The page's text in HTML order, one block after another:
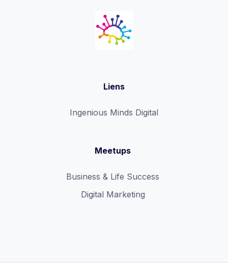
Liens
Ingenious Minds Digital
Meetups
Business & Life Success
Digital Marketing